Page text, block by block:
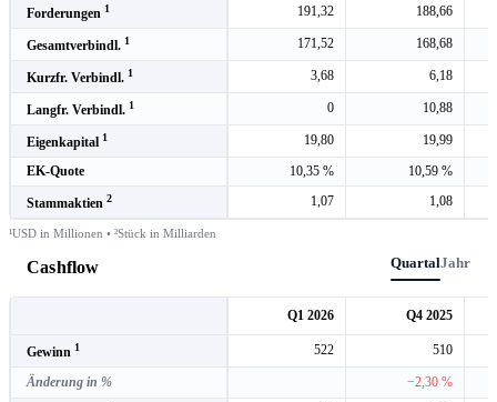
Forderungen 1 191,32 188,66
Gesamtverbindl. 1 171,52 168,68
Kurzfr. Verbindl. 1 3,68 6,18
Langfr. Verbindl. 1 0 10,88
Eigenkapital 1 19,80
19,99
EK-Quote
10,35 % 10,59 %
Stammaktien 2 1,07 1,08
¹USD in Millionen • ²Stück in Milliarden
Cashflow QuartalJahr
Q1 2026 Q4 2025
Gewinn 1 522 510
Änderung in % −2,30 %